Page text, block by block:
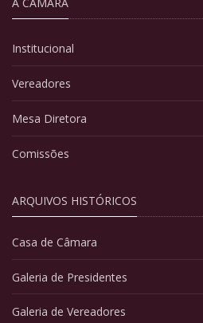
Institucional
Vereadores
Mesa Diretora
Comissões
ARQUIVOS HISTÓRICOS
Casa de Câmara
Galeria de Presidentes
Galeria de Vereadores